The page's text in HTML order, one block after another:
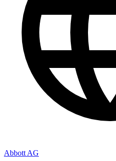
Abbott AG